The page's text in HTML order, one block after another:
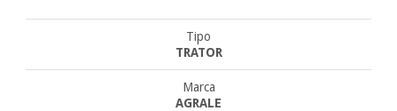
Tipo
TRATOR
Marca
AGRALE